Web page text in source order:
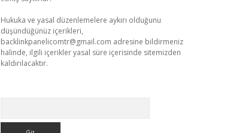
Hukuka ve yasal düzenlemelere aykırı olduğunu
düşündüğünüz içerikleri,
backlinkpanelicomtr@gmail.com adresine bildirmeniz
halinde, ilgili içerikler yasal süre içerisinde sitemizden
kaldırılacaktır.